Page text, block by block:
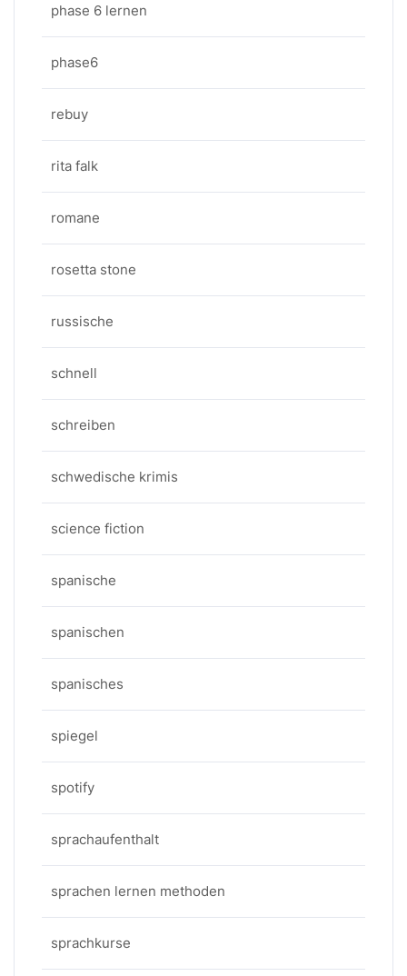
phase 6 lernen
phase6
rebuy
rita falk
romane
rosetta stone
russische
schnell
schreiben
schwedische krimis
science fiction
spanische
spanischen
spanisches
spiegel
spotify
sprachaufenthalt
sprachen lernen methoden
sprachkurse